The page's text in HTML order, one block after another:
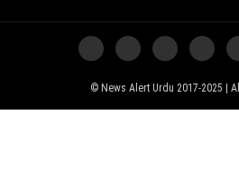
News Alert Urdu 2017-2025 |